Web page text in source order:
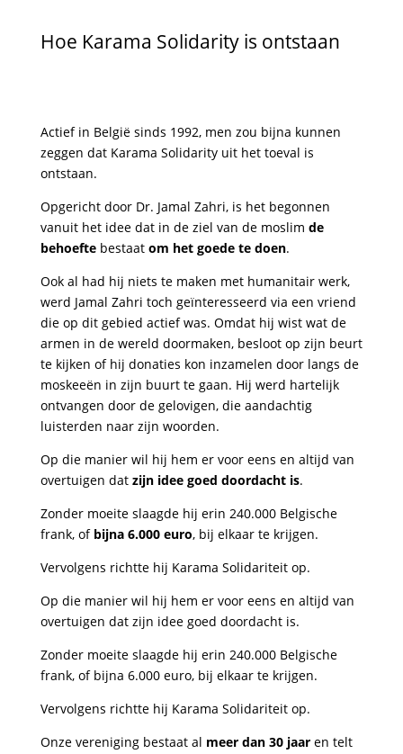
Hoe Karama Solidarity is ontstaan
Actief in België sinds 1992, men zou bijna kunnen
zeggen dat Karama Solidarity uit het toeval is
ontstaan.
Opgericht door Dr. Jamal Zahri, is het begonnen
vanuit het idee dat in de ziel van de moslim de
behoeftebestaat om het goede te doen.
Ook al had hij niets te maken met humanitair werk,
werd Jamal Zahri toch geïnteresseerd via een vriend
die op dit gebied actief was. Omdat hij wist wat de
armen in de wereld doormaken, besloot op zijn beurt
te kijken of hij donaties kon inzamelen door langs de
moskeeën in zijn buurt te gaan. Hij werd hartelijk
ontvangen door de gelovigen, die aandachtig
luisterden naar zijn woorden.
Op die manier wil hij hem er voor eens en altijd van
overtuigen dat zijn idee goed doordacht is.
Zonder moeite slaagde hij erin 240.000 Belgische
frank, of bijna 6.000 euro, bij elkaar te krijgen.
Vervolgens richtte hij Karama Solidariteit op.
Op die manier wil hij hem er voor eens en altijd van
overtuigen dat zijn idee goed doordacht is.
Zonder moeite slaagde hij erin 240.000 Belgische
frank, of bijna 6.000 euro, bij elkaar te krijgen.
Vervolgens richtte hij Karama Solidariteit op.
Onze vereniging bestaat al meer dan 30 jaaren telt